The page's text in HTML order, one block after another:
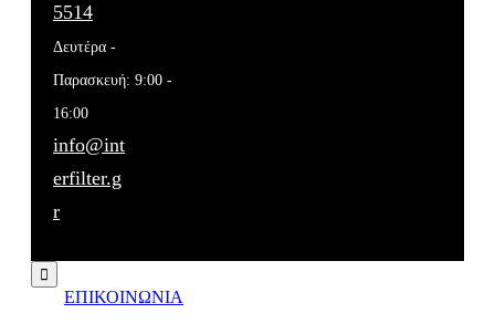
5514
Δευτέρα -
Παρασκευή: 9:00 -
16:00
info@int
erfilter.g
r

ΕΠΙΚΟΙΝΩΝΙΑ